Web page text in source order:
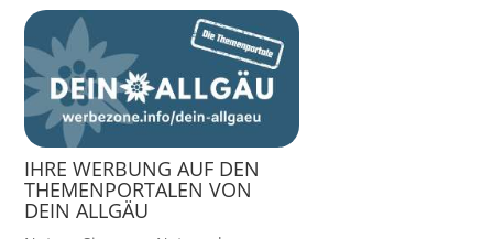
IHRE WERBUNG AUF DEN
THEMENPORTALEN VON
DEIN ALLGÄU